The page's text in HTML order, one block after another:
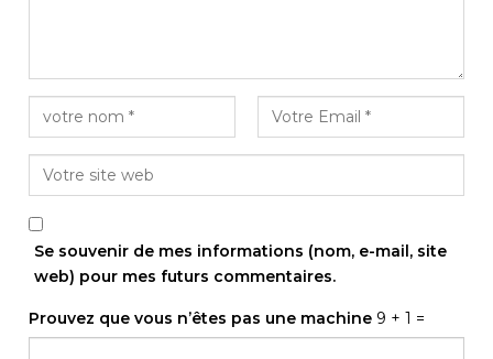
Se souvenir de mes informations (nom, e-mail, site
web) pour mes futurs commentaires.
Prouvez que vous n’êtes pas une machine 9 + 1 =